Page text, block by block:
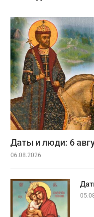
Даты и люди: 6
06.08.2026